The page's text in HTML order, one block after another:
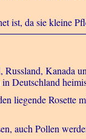
ist, da sie kleine
Kanada
Deutschland
liegende Rosette
auch Pollen